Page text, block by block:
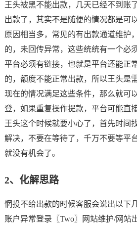
王头被黑不能出款，几天已经不到账
出款了，其实不是随便的情况都是可
原因相当多，常见的有出款通道维护
的，未回传异常，这些统统有一个必
平台必须有链接，也就是平台还能正
的，额度不能正常出款，所以王头是
现在的情况满足这些条件，那么就可
登，如果重复操作提款，平台可能直
王头这个时候就要小心了，首先时间
解决，不要在等待了，千万不要等平
就没有机会了。
2、化解思路
惘投不给出款的时候客服会说出以下
账户异常登录〖Two〗网站维护/网站